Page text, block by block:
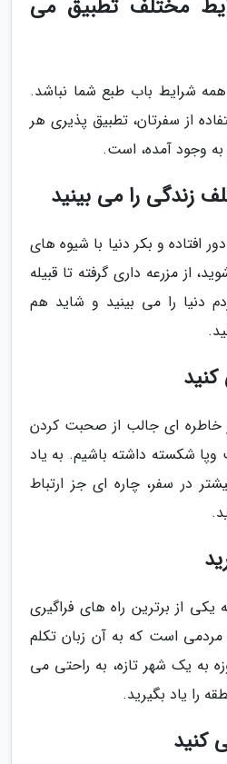
مختلف تطبیق می
شرایط باب طبع شما نباشد.
از سفرتان، تطبیق پذیری هر
وجود آمده، است.
افتاده و بکر دنیا با شیوه های
از مزرعه داری گرفته تا قبیله
دنیا را می بینید و شاید هم
خاطره ای جالب از صحبت کردن
وپا شکسته داشته باشیم. به یاد
در سفر، چاره ای جز ارتباط
از برترین راه های فراگیری
مردمی است که به آن زبان تکلم
به یک شهر تازه، به راحتی می
را یاد بگیرید.